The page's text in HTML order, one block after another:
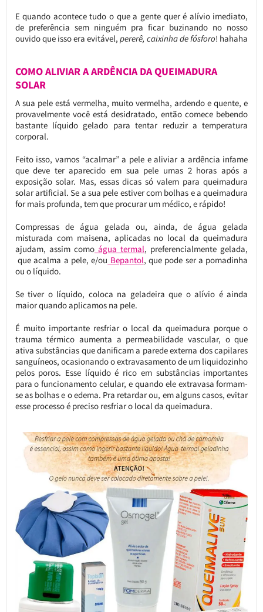
E quando acontece tudo o que a gente quer é alívio imediato,
de preferência sem ninguém pra ficar buzinando no nosso
ouvido que isso era evitável, pererê, caixinha de fósforo! hahaha
COMO ALIVIAR A ARDÊNCIA DA QUEIMADURA
SOLAR
A sua pele está vermelha, muito vermelha, ardendo e quente, e
provavelmente você está desidratado, então comece bebendo
bastante líquido gelado para tentar reduzir a temperatura
corporal.
Feito isso, vamos “acalmar” a pele e aliviar a ardência infame
que deve ter aparecido em sua pele umas 2 horas após a
exposição solar. Mas, essas dicas só valem para queimadura
solar artificial. Se a sua pele estiver com bolhas e a queimadura
for mais profunda, tem que procurar um médico, e rápido!
Compressas de água gelada ou, ainda, de água gelada
misturada com maisena, aplicadas no local da queimadura
ajudam, assim comoágua termal, preferencialmente gelada,
que acalma a pele, e/ou Bepantol, que pode ser a pomadinha
ou o líquido.
Se tiver o líquido, coloca na geladeira que o alívio é ainda
maior quando aplicamos na pele.
É muito importante resfriar o local da queimadura porque o
trauma térmico aumenta a permeabilidade vascular, o que
ativa substâncias que danificam a parede externa dos capilares
sanguíneos, ocasionando o extravasamento de um liquidozinho
pelos poros. Esse líquido é rico em substâncias importantes
para o funcionamento celular, e quando ele extravasa formam-
se as bolhas e o edema. Pra retardar ou, em alguns casos, evitar
esse processo é preciso resfriar o local da queimadura.